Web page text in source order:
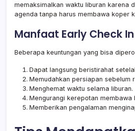
memaksimalkan waktu liburan karena
agenda tanpa harus membawa koper
Manfaat Early Check In
Beberapa keuntungan yang bisa
Dapat langsung beristirahat
Memudahkan persiapan sebelum
Menghemat waktu selama liburan.
Mengurangi kerepotan membawa
Memberikan pengalaman